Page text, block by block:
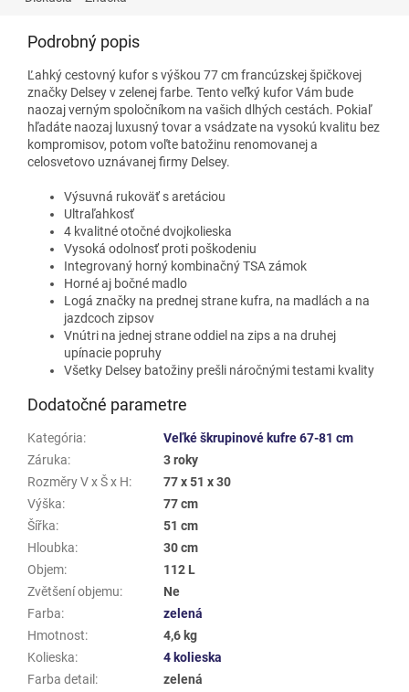
Podrobný popis
Ľahký cestovný kufor s výškou 77 cm francúzskej špičkovej
značky Delsey v zelenej farbe. Tento veľký kufor Vám bude
naozaj verným spoločníkom na vašich dlhých cestách. Pokiaľ
hľadáte naozaj luxusný tovar a vsádzate na vysokú kvalitu bez
kompromisov, potom voľte batožinu renomovanej a
celosvetovo uznávanej firmy Delsey.
Výsuvná rukoväť s aretáciou
Ultraľahkosť
4 kvalitné otočné dvojkolieska
Vysoká odolnosť proti poškodeniu
Integrovaný horný kombinačný TSA zámok
Horné aj bočné madlo
Logá značky na prednej strane kufra, na madlách a na
jazdcoch zipsov
Vnútri na jednej strane oddiel na zips a na druhej
upínacie popruhy
Všetky Delsey batožiny prešli náročnými testami kvality
Dodatočné parametre
Kategória:
Veľké škrupinové kufre 67-81 cm
Záruka:
3 roky
Rozměry V x Š x H:
77 x 51 x 30
Výška:
77 cm
Šířka:
51 cm
Hloubka:
30 cm
Objem:
112 L
Zvětšení objemu:
Ne
Farba:
zelená
Hmotnost:
4,6 kg
Kolieska:
4 kolieska
Farba detail :
zelená